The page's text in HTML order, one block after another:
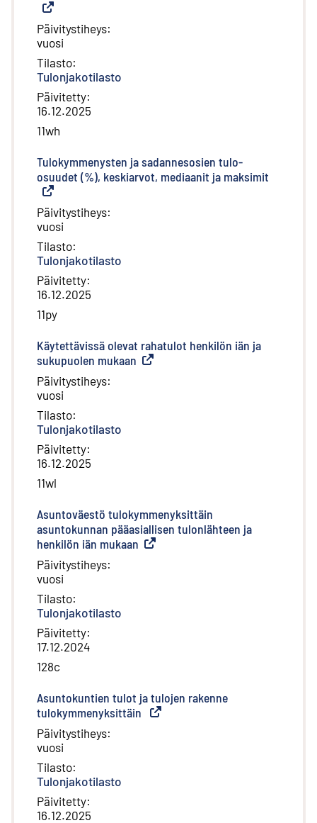
Päivitystiheys:
vuosi
Tilasto:
Tulonjakotilasto
Päivitetty:
16.12.2025
11wh
Tulokymmenysten ja sadannesosien tulo-
osuudet (%), keskiarvot, mediaanit ja maksimit
Päivitystiheys:
vuosi
Tilasto:
Tulonjakotilasto
Päivitetty:
16.12.2025
11py
Käytettävissä olevat rahatulot henkilön iän ja
sukupuolen mukaan Ulkoinen linkki
Päivitystiheys:
vuosi
Tilasto:
Tulonjakotilasto
Päivitetty:
16.12.2025
11wl
Asuntoväestö tulokymmenyksittäin
asuntokunnan pääasiallisen tulonlähteen ja
henkilön iän mukaan Ulkoinen linkki
Päivitystiheys:
vuosi
Tilasto:
Tulonjakotilasto
Päivitetty:
17.12.2024
128c
Asuntokuntien tulot ja tulojen rakenne
tulokymmenyksittäin Ulkoinen linkki
Päivitystiheys:
vuosi
Tilasto:
Tulonjakotilasto
Päivitetty:
16.12.2025